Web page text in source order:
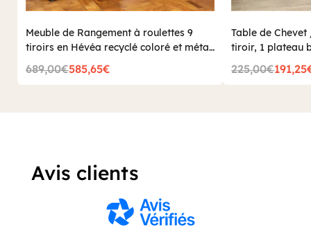
Meuble de Rangement à roulettes 9
tiroirs en Hévéa recyclé coloré et métal
76x35x83cm LOFT COLORS
689,00€585,65€
Table de
tiroir, 1 plateau
coloré et métal
COLORS
225,00€
Avis clients